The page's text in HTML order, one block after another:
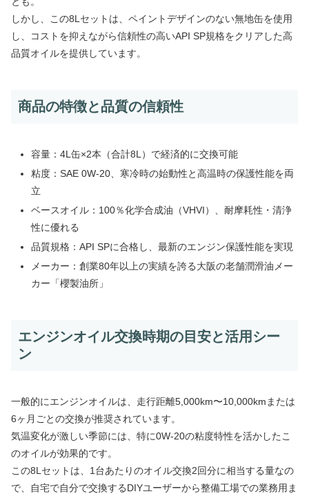
しかし、この8Lセットは、ペイントデザインのない無地缶を使用
し、コストを抑えながら信頼性の高いAPI SP規格をクリアした高
品質オイルを提供しています。
商品の特徴と品質の信頼性
容量：4L缶×2本（合計8L）で経済的に交換可能
粘度：SAE 0W-20、寒冷時の始動性と高温時の保護性能を両
立
ベースオイル：100％化学合成油（VHVI）、耐摩耗性・清浄
性に優れる
品質規格：API SPに合格し、最新のエンジン保護性能を実現
メーカー：創業80年以上の実績を誇る大阪の老舗潤滑油メー
カー「櫻製油所」
エンジンオイル交換時期の目安と活用シー
ン
一般的にエンジンオイルは、走行距離5,000km〜10,000kmまたは
6ヶ月ごとの交換が推奨されています。
気温変化が激しい季節には、特に0W-20の粘度特性を活かしたこ
のオイルが効果的です。
この8Lセットは、1台あたりのオイル交換2回分に相当する量なの
で、自宅で自分で交換するDIYユーザーから整備工場での業務用ま